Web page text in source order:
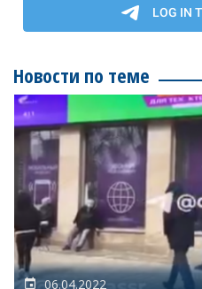
Новости по теме
06.04.2022